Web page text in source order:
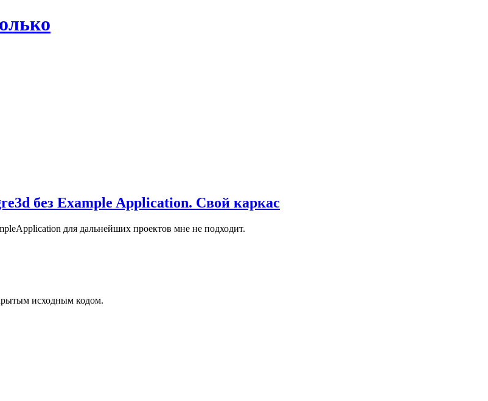
без Example Application. Свой каркас
для дальнейших проектов мне не подходит.
исходным кодом.